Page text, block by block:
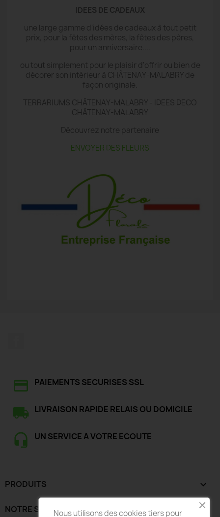
IDEES DE CADEAUX
une large gamme d'idées de cadeaux à tout petit
prix, pour la fêtes des mères, la fêtes des pères,
pour un anniversaire....
ou tout simplement pour le plaisir d'offrir ou bien de
décorer son intérieur à CHÂTENAY-MALABRY de
façon originale.
TERRARIUMS CHÂTENAY-MALABRY - IDEES DECO
CHÂTENAY-MALABRY
Découvrez notre partenaire
ENVOYER DES FLEURS
PAIEMENTS SECURISES SSL
LIVRAISON RAPIDE RELAIS OU DOMICILE
UN SERVICE A VOTRE ECOUTE
PRODUITS 
NOTRE SOCIÉTÉ 
Nous utilisons des cookies tiers pour